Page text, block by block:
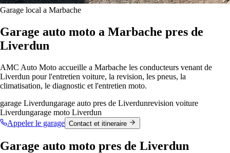
Garage local a Marbache
Garage auto moto a Marbache pres de
Liverdun
AMC Auto Moto accueille a Marbache les conducteurs venant de
Liverdun pour l'entretien voiture, la revision, les pneus, la
climatisation, le diagnostic et l'entretien moto.
garage Liverdungarage auto pres de Liverdunrevision voiture
Liverdungarage moto Liverdun
Appeler le garage Contact et itineraire
Garage auto moto pres de Liverdun